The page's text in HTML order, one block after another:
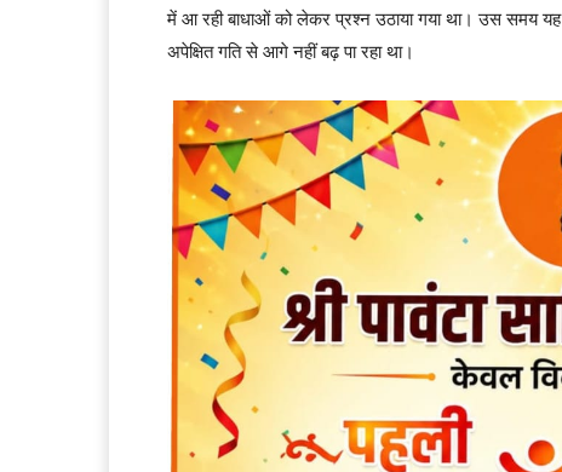
में आ रही बाधाओं को लेकर प्रश्न उठाया गया था। उस समय यह
अपेक्षित गति से आगे नहीं बढ़ पा रहा था।